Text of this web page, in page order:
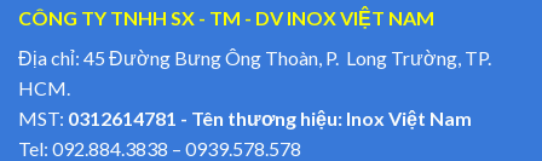
CÔNG TY TNHH SX - TM - DV INOX VIỆT NAM
Địa chỉ: 45 Đường Bưng Ông Thoàn, P. Long Trường, TP.
HCM.
MST: 0312614781 - Tên thương hiệu: Inox Việt Nam
Tel: 092.884.3838 – 0939.578.578